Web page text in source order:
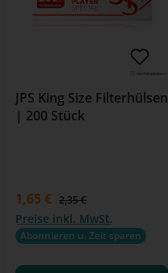
JPS King Size Filterhülsen
| 200 Stück
Verkaufspreis:
1,65 € Regulärer Preis:
2,35 €
Preise inkl. MwSt.
Abonnieren u. Zeit sparen